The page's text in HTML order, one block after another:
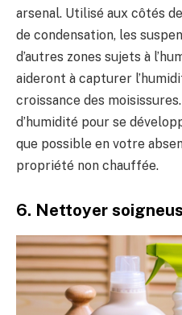
arsenal. Utilisé aux côtés
de condensation, les
d’autres zones sujets à
aideront à capturer
croissance des
d’humidité pour se
que possible en votre
propriété non chauffée.
6. Nettoyer